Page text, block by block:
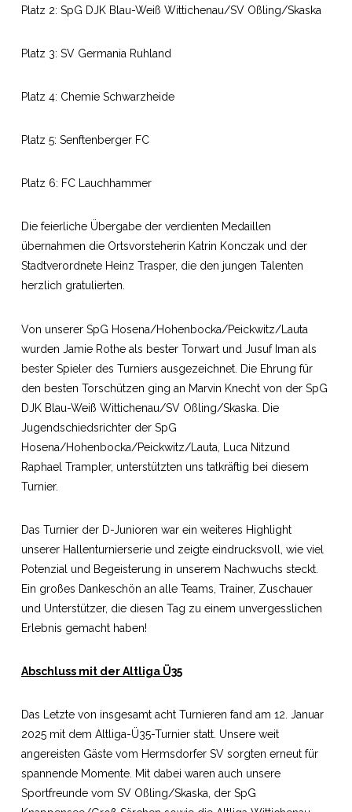
Platz 2: SpG DJK Blau-Weiß Wittichenau/SV Oßling/Skaska
Platz 3: SV Germania Ruhland
Platz 4: Chemie Schwarzheide
Platz 5: Senftenberger FC
Platz 6: FC Lauchhammer
Die feierliche Übergabe der verdienten Medaillen
übernahmen die Ortsvorsteherin Katrin Konczak und der
Stadtverordnete Heinz Trasper, die den jungen Talenten
herzlich gratulierten.
Von unserer SpG Hosena/Hohenbocka/Peickwitz/Lauta
wurden Jamie Rothe als bester Torwart und Jusuf Iman als
bester Spieler des Turniers ausgezeichnet. Die Ehrung für
den besten Torschützen ging an Marvin Knecht von der SpG
DJK Blau-Weiß Wittichenau/SV Oßling/Skaska. Die
Jugendschiedsrichter der SpG
Hosena/Hohenbocka/Peickwitz/Lauta, Luca Nitzund
Raphael Trampler, unterstützten uns tatkräftig bei diesem
Turnier.
Das Turnier der D-Junioren war ein weiteres Highlight
unserer Hallenturnierserie und zeigte eindrucksvoll, wie viel
Potenzial und Begeisterung in unserem Nachwuchs steckt.
Ein großes Dankeschön an alle Teams, Trainer, Zuschauer
und Unterstützer, die diesen Tag zu einem unvergesslichen
Erlebnis gemacht haben!
Abschluss mit der Altliga Ü35
Das Letzte von insgesamt acht Turnieren fand am 12. Januar
2025 mit dem Altliga-Ü35-Turnier statt. Unsere weit
angereisten Gäste vom Hermsdorfer SV sorgten erneut für
spannende Momente. Mit dabei waren auch unsere
Sportfreunde vom SV Oßling/Skaska, der SpG